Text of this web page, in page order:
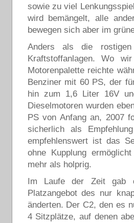
sowie zu viel
wird bemängelt, alle
bewegen sich aber im
Anders als die rostigen
Kraftstoffanlagen. Wo
Motorenpalette reichte
Benziner mit 60 PS, der
hin zum 1,6 Liter 16V
Dieselmotoren wurden
PS von Anfang an, 2007
sicherlich als
empfehlenswert ist das
ohne Kupplung
mehr als holprig.
Im Laufe der Zeit gab
Platzangebot des nur
änderten. Der C2, den es
4 Sitzplätze, auf denen